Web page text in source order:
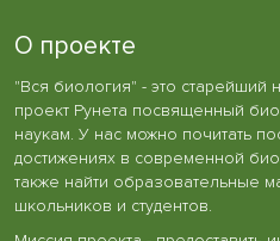
О проекте
"Вся биология" - это старейший
проект Рунета посвященный
наукам. У нас можно почитать
достижениях в современной
также найти образовательные
школьников и студентов.